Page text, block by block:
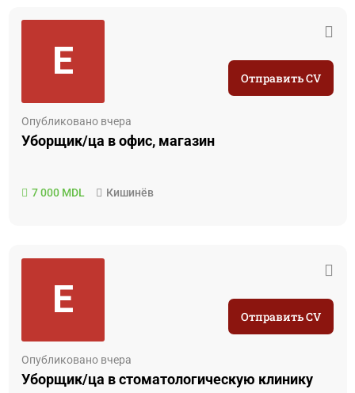
E
Опубликовано вчера
Уборщик/ца в офис, магазин
7 000 MDL Кишинёв
Отправить CV
E
Опубликовано вчера
Уборщик/ца в стоматологическую клинику
Отправить CV